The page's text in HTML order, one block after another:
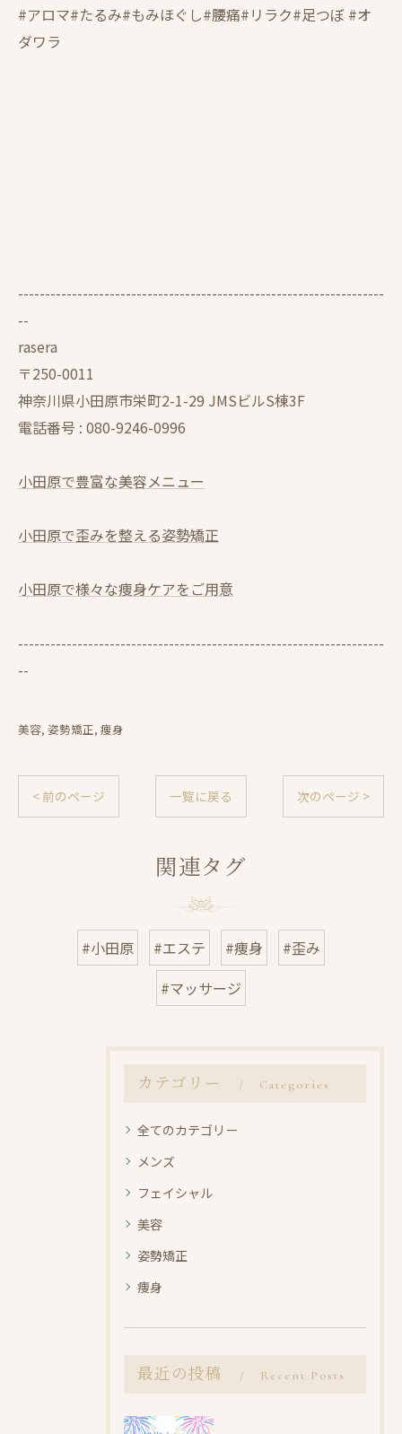
#アロマ#たるみ#もみほぐし#腰痛#リラク#足つぼ #オ
ダワラ
--------------------------------------------------------------------
--
rasera
〒250-0011
神奈川県小田原市栄町2-1-29 JMSビルS棟3F
電話番号 : 080-9246-0996
小田原で豊富な美容メニュー
小田原で歪みを整える姿勢矯正
小田原で様々な痩身ケアをご用意
--------------------------------------------------------------------
--
美容 姿勢矯正 痩身
< 前のページ 一覧に戻る 次のページ >
関連タグ
#小田原 #エステ #痩身
#歪み
#マッサージ
カテゴリー Categories
全てのカテゴリー
メンズ
フェイシャル
美容
姿勢矯正
痩身
最近の投稿 Recent Posts